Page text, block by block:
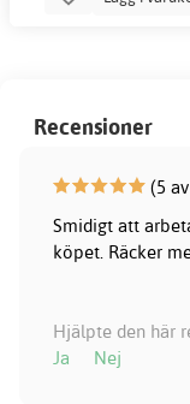
Recensioner
(5
Smidigt att
köpet. Räcker
Hjälpte den här
Ja
Nej